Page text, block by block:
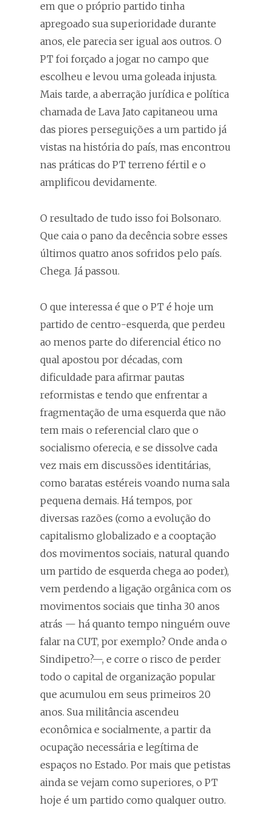
em que o próprio partido tinha
apregoado sua superioridade durante
anos, ele parecia ser igual aos outros. O
PT foi forçado a jogar no campo que
escolheu e levou uma goleada injusta.
Mais tarde, a aberração jurídica e política
chamada de Lava Jato capitaneou uma
das piores perseguições a um partido já
vistas na história do país, mas encontrou
nas práticas do PT terreno fértil e o
amplificou devidamente.
O resultado de tudo isso foi Bolsonaro.
Que caia o pano da decência sobre esses
últimos quatro anos sofridos pelo país.
Chega. Já passou.
O que interessa é que o PT é hoje um
partido de centro-esquerda, que perdeu
ao menos parte do diferencial ético no
qual apostou por décadas, com
dificuldade para afirmar pautas
reformistas e tendo que enfrentar a
fragmentação de uma esquerda que não
tem mais o referencial claro que o
socialismo oferecia, e se dissolve cada
vez mais em discussões identitárias,
como baratas estéreis voando numa sala
pequena demais. Há tempos, por
diversas razões (como a evolução do
capitalismo globalizado e a cooptação
dos movimentos sociais, natural quando
um partido de esquerda chega ao poder),
vem perdendo a ligação orgânica com os
movimentos sociais que tinha 30 anos
atrás — há quanto tempo ninguém ouve
falar na CUT, por exemplo? Onde anda o
Sindipetro?—, e corre o risco de perder
todo o capital de organização popular
que acumulou em seus primeiros 20
anos. Sua militância ascendeu
econômica e socialmente, a partir da
ocupação necessária e legítima de
espaços no Estado. Por mais que petistas
ainda se vejam como superiores, o PT
hoje é um partido como qualquer outro.